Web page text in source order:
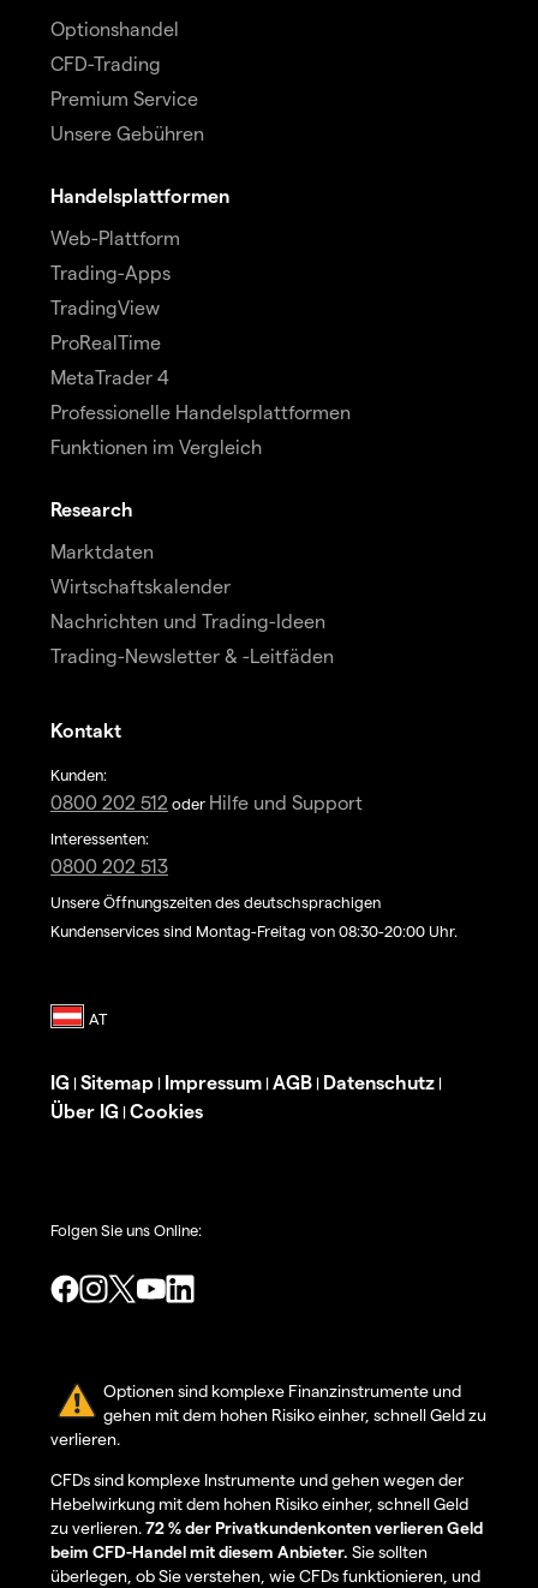
Optionshandel
CFD-Trading
Premium Service
Unsere Gebühren
Handelsplattformen
Web-Plattform
Trading-Apps
TradingView
ProRealTime
MetaTrader 4
Professionelle Handelsplattformen
Funktionen im Vergleich
Research
Marktdaten
Wirtschaftskalender
Nachrichten und Trading-Ideen
Trading-Newsletter & -Leitfäden
Kontakt
Kunden:
0800 202 512 oder Hilfe und Support
Interessenten:
0800 202 513
Unsere Öffnungszeiten des deutschsprachigen
Kundenservices sind Montag-Freitag von 08:30-20:00 Uhr.
IG | Sitemap | Impressum | AGB | Datenschutz |
Über IG | Cookies
Folgen Sie uns Online:
Optionen sind komplexe Finanzinstrumente und
gehen mit dem hohen Risiko einher, schnell Geld zu
verlieren.
CFDs sind komplexe Instrumente und gehen wegen der
Hebelwirkung mit dem hohen Risiko einher, schnell Geld
zu verlieren.72 % der Privatkundenkonten verlieren Geld
beim CFD-Handel mit diesem Anbieter. Sie sollten
überlegen, ob Sie verstehen, wie CFDs funktionieren, und